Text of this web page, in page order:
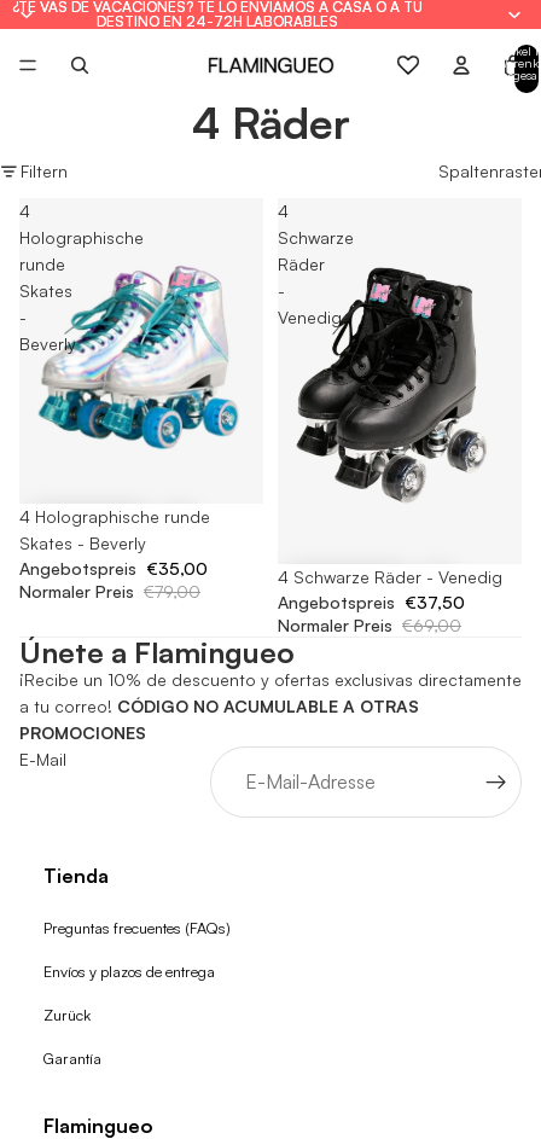
¿TE VAS DE VACACIONES? TE LO ENVIAMOS A CASA O A TU
DESTINO EN 24-72H LABORABLES
¿TE VAS DE VACACIONES? TE LO ENVIAMOS A CASA O A TU
DESTINO EN 24-72H LABORABLES
Artikel
4 Räder
Filtern
4
Holographische
runde
Skates
-
Beverly
-55%
4 Holographische runde
Skates - Beverly
Angebotspreis €35,00
Normaler Preis €79,00
4
Schwarze
Räder
-
Venedig
-45%
4 Schwarze Räder - Venedig
Angebotspreis €37,50
Normaler Preis €69,00
Únete a Flamingueo
¡Recibe un 10% de descuento y ofertas exclusivas directamente
a tu correo! CÓDIGO NO ACUMULABLE A OTRAS
PROMOCIONES
E-Mail
Tienda
Preguntas frecuentes (FAQs)
Envíos y plazos de entrega
Zurück
Garantía
Flamingueo